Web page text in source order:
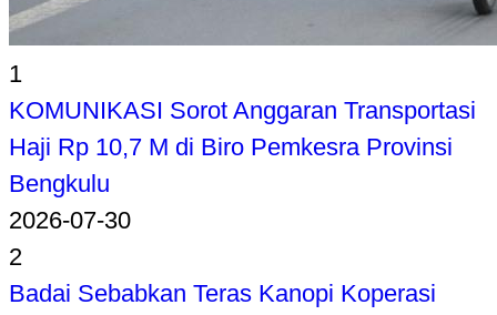
1
KOMUNIKASI Sorot Anggaran Transportasi
Haji Rp 10,7 M di Biro Pemkesra Provinsi
Bengkulu
2026-07-30
2
Badai Sebabkan Teras Kanopi Koperasi